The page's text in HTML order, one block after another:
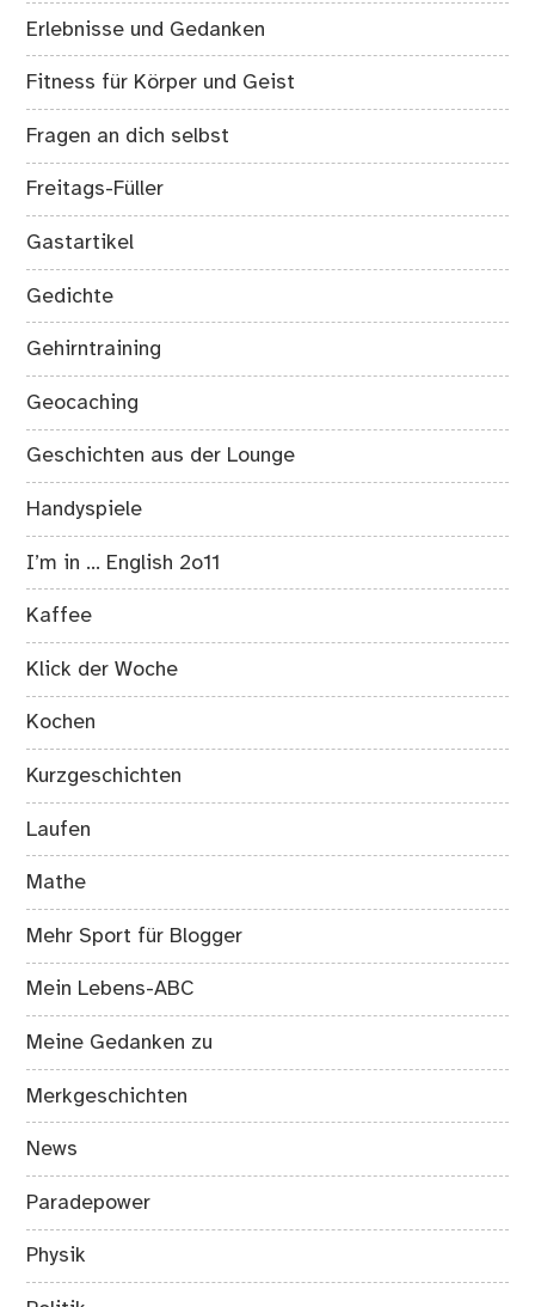
Erlebnisse und Gedanken
Fitness für Körper und Geist
Fragen an dich selbst
Freitags-Füller
Gastartikel
Gedichte
Gehirntraining
Geocaching
Geschichten aus der Lounge
Handyspiele
I’m in … English 2o11
Kaffee
Klick der Woche
Kochen
Kurzgeschichten
Laufen
Mathe
Mehr Sport für Blogger
Mein Lebens-ABC
Meine Gedanken zu
Merkgeschichten
News
Paradepower
Physik